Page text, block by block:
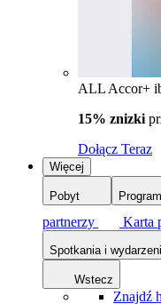
ALL Accor+
15% znizki
Dołącz Teraz
Więcej
Pobyt
partnerzy
Karta
Spotkania i
Wstecz
Znajdź